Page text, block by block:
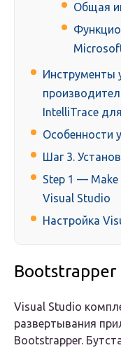
Общая
Инструменты
IntelliTrace
Особенности
Шаг 3.
Step 1 —
Visual Studio
Настройка
Bootstrapper
Visual Studio
развертывания
Bootstrapper.